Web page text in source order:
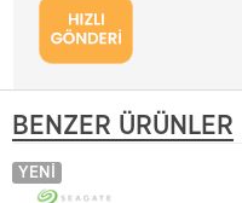
BENZER ÜRÜNLER
YENI